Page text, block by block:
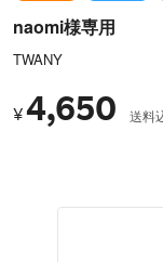
naomi様専用
TWANY
¥4,650 送料